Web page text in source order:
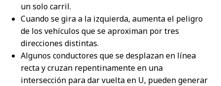
un solo carril.
Cuando se gira a la izquierda, aumenta el peligro
de los vehículos que se aproximan por tres
direcciones distintas.
Algunos conductores que se desplazan en línea
recta y cruzan repentinamente en una
intersección para dar vuelta en U, pueden generar